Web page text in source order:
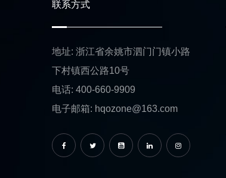
联系方式
地址: 浙江省余姚市泗门门镇小路
下村镇西公路10号
电话: 400-660-9909
电子邮箱: hqozone@163.com